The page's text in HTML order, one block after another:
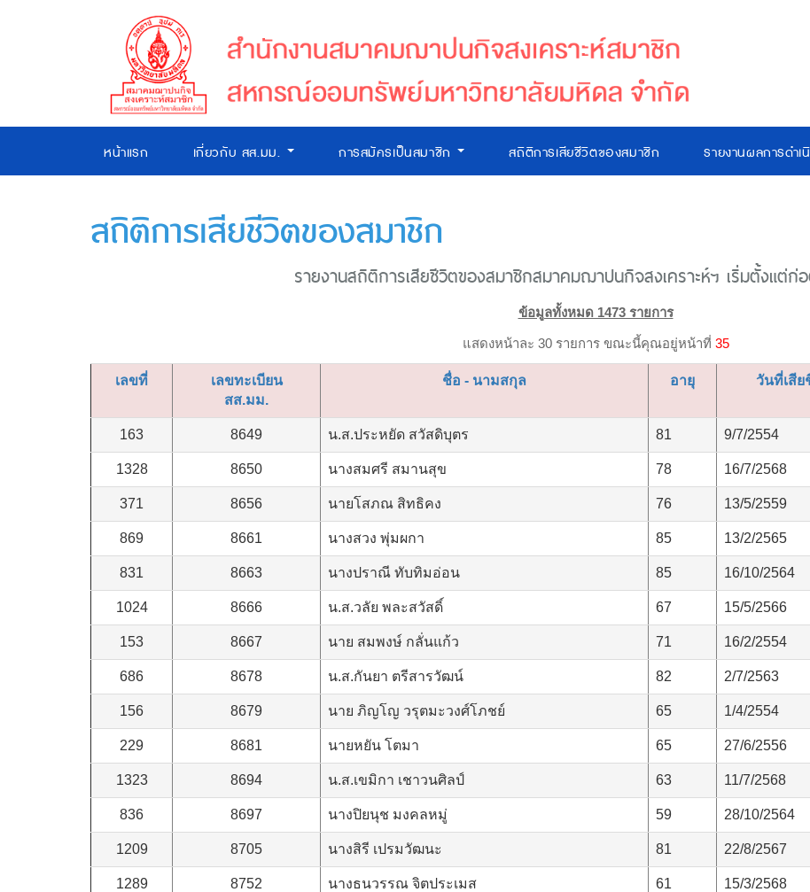
หน้าแรก เกี่ยวกับ สส.มม. การสมัครเป็นสมาชิก สถิติการเสียชีวิตของสมาชิก รายงานผลการดำเ
สถิติการเสียชีวิตของสมาชิก
รายงานสถิติการเสียชีวิตของสมาชิกสมาคมฌาปนกิจสงเคราะห์ฯ เริ่มตั้งแต่
ข้อมูลทั้งหมด 1473 รายการ
แสดงหน้าละ 30 รายการ ขณะนี้คุณอยู่หน้าที่ 35
เลขที่
เลขทะเบียน
สส.มม.
ชื่อ - นามสกุล อายุ วันที่เสีย
163 8649 น.ส.ประหยัด สวัสดิบุตร 81 9/7/2554
1328 8650 นางสมศรี สมานสุข 78 16/7/2568
371 8656 นายโสภณ สิทธิคง 76 13/5/2559
869 8661 นางสวง พุ่มผกา 85 13/2/2565
831 8663 นางปราณี ทับทิมอ่อน 85 16/10/2564
1024 8666 น.ส.วลัย พละสวัสดิ์ 67 15/5/2566
153 8667 นาย สมพงษ์ กลั่นแก้ว 71 16/2/2554
686 8678 น.ส.กันยา ตรีสารวัฒน์ 82 2/7/2563
156 8679 นาย ภิญโญ วรุตมะวงศ์โภชย์ 65 1/4/2554
229 8681 นายหยัน โตมา 65 27/6/2556
1323 8694 น.ส.เขมิกา เชาวนศิลป์ 63 11/7/2568
836 8697 นางปิยนุช มงคลหมู่ 59 28/10/2564
1209 8705 นางสิรี เปรมวัฒนะ 81 22/8/2567
1289 8752 นางธนวรรณ จิตประเมส 61 15/3/2568